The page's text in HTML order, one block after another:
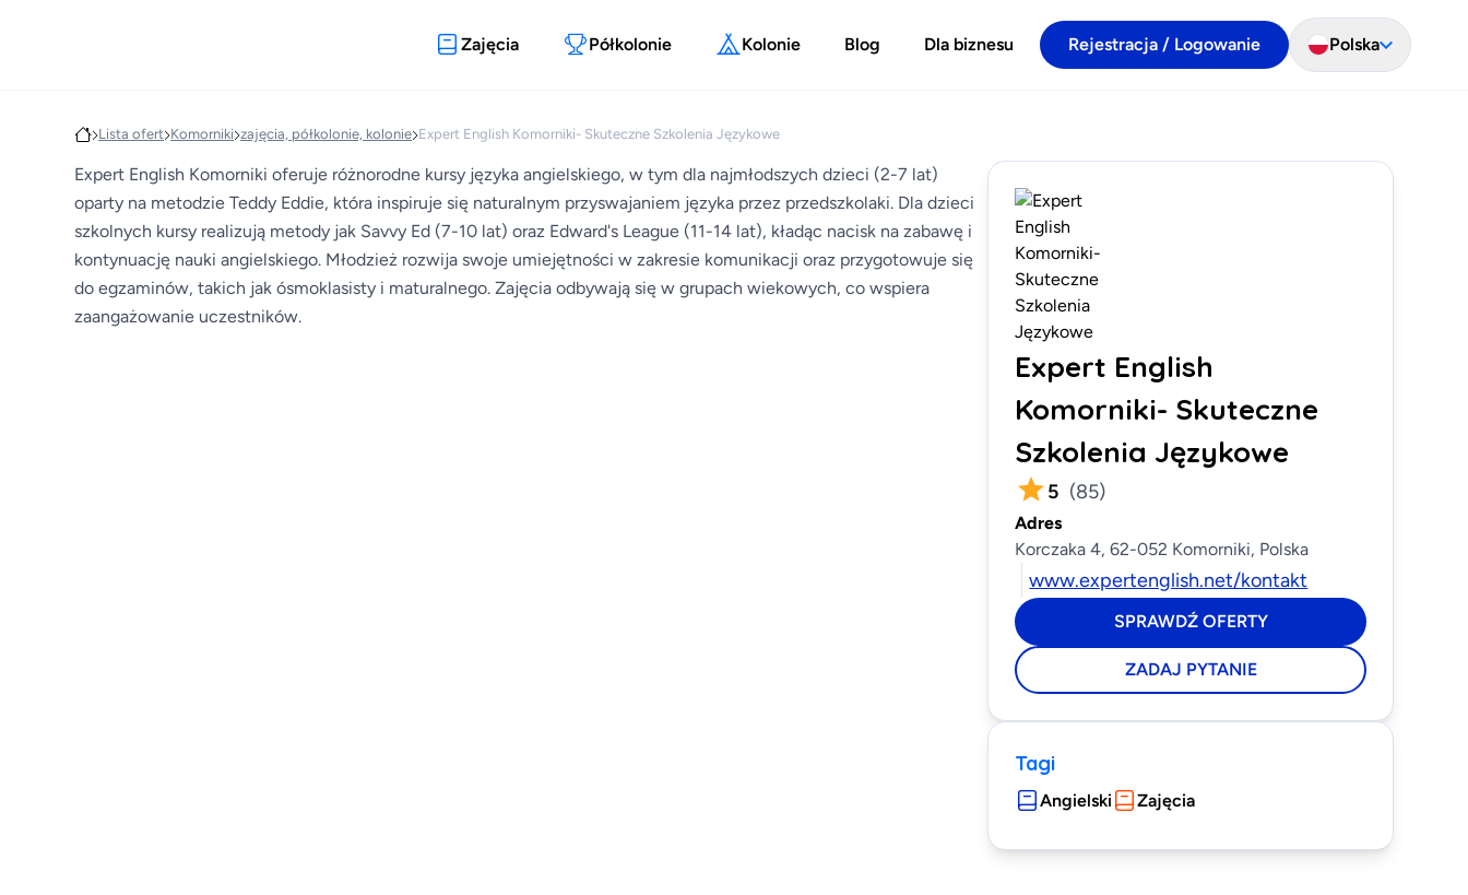
Zajęcia Półkolonie Kolonie Blog Dla biznesu Rejestracja / Logowanie Polska
Lista ofert Komorniki zajęcia, półkolonie, kolonie Expert English Komorniki- Skuteczne Szkolenia Językowe
Expert English Komorniki oferuje różnorodne kursy języka angielskiego, w tym dla najmłodszych dzieci (2-7 lat)
oparty na metodzie Teddy Eddie, która inspiruje się naturalnym przyswajaniem języka przez przedszkolaki. Dla dzieci
szkolnych kursy realizują metody jak Savvy Ed (7-10 lat) oraz Edward's League (11-14 lat), kładąc nacisk na zabawę i
kontynuację nauki angielskiego. Młodzież rozwija swoje umiejętności w zakresie komunikacji oraz przygotowuje się
do egzaminów, takich jak ósmoklasisty i maturalnego. Zajęcia odbywają się w grupach wiekowych, co wspiera
zaangażowanie uczestników.
Expert English
Komorniki- Skuteczne
Szkolenia Językowe
5 (85)
Adres
Korczaka 4, 62-052 Komorniki, Polska
www.expertenglish.net/kontakt
SPRAWDŹ OFERTY
ZADAJ PYTANIE
Tagi
Angielski Zajęcia